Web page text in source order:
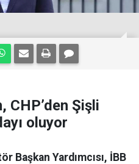
CHP’den Şişli
oluyor
Başkan Yardımcısı, İBB